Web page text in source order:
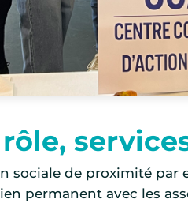
rôle,
sociale de proximité par
permanent avec les